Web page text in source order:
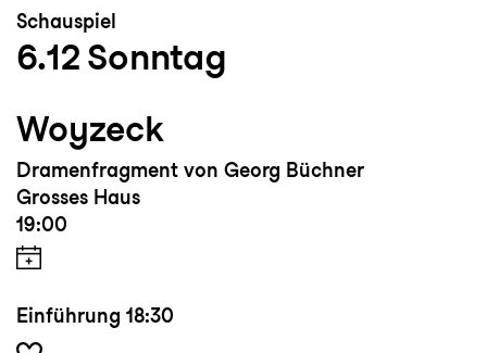
Schauspiel
6.12 Sonntag
Woyzeck
Dramenfragment von Georg Büchner
Grosses Haus
19:00
Einführung 18:30